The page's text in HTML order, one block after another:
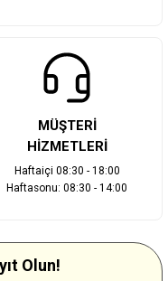
MÜŞTERİ
HİZMETLERİ
Haftaiçi 08:30 - 18:00
Haftasonu: 08:30 - 14:00
Olun!